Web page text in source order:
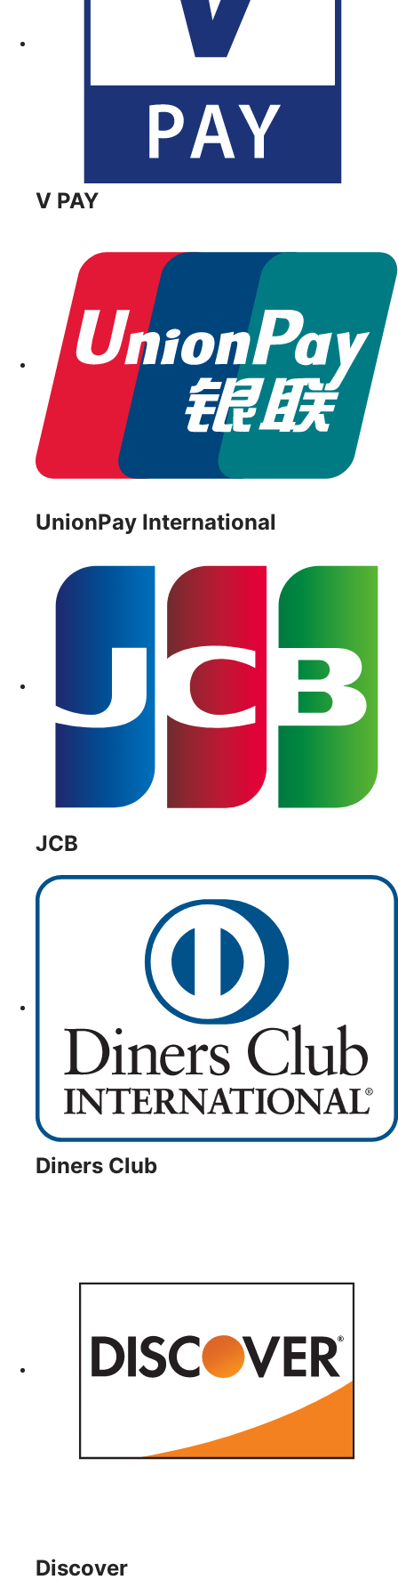
V PAY
UnionPay International
JCB
Diners Club
Discover